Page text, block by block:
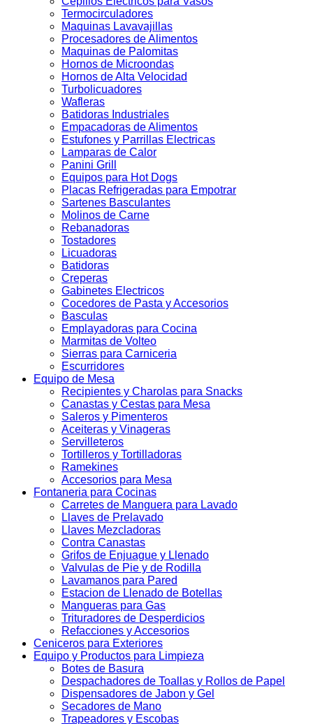
Termocirculadores
Maquinas Lavavajillas
Procesadores de Alimentos
Maquinas de Palomitas
Hornos de Microondas
Hornos de Alta Velocidad
Turbolicuadores
Wafleras
Batidoras Industriales
Empacadoras de Alimentos
Estufones y Parrillas Electricas
Lamparas de Calor
Panini Grill
Equipos para Hot Dogs
Placas Refrigeradas para Empotrar
Sartenes Basculantes
Molinos de Carne
Rebanadoras
Tostadores
Licuadoras
Batidoras
Creperas
Gabinetes Electricos
Cocedores de Pasta y Accesorios
Basculas
Emplayadoras para Cocina
Marmitas de Volteo
Sierras para Carniceria
Escurridores
Equipo de Mesa
Recipientes y Charolas para Snacks
Canastas y Cestas para Mesa
Saleros y Pimenteros
Aceiteras y Vinageras
Servilleteros
Tortilleros y Tortilladoras
Ramekines
Accesorios para Mesa
Fontaneria para Cocinas
Carretes de Manguera para Lavado
Llaves de Prelavado
Llaves Mezcladoras
Contra Canastas
Grifos de Enjuague y Llenado
Valvulas de Pie y de Rodilla
Lavamanos para Pared
Estacion de Llenado de Botellas
Mangueras para Gas
Trituradores de Desperdicios
Refacciones y Accesorios
Ceniceros para Exteriores
Equipo y Productos para Limpieza
Botes de Basura
Despachadores de Toallas y Rollos de Papel
Dispensadores de Jabon y Gel
Secadores de Mano
Trapeadores y Escobas